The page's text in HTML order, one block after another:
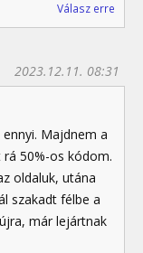
Válasz erre
2023.12.11. 08:31
Majdnem a
50%-os kódom.
oldaluk, utána
szakadt félbe a
már lejártnak